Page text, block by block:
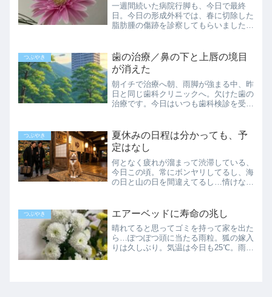
一週間続いた病院行脚も、今日で最終
日。今日の形成外科では、春に切除した
脂肪腫の傷跡を診察してもらいました。
方なし、です。スマホを見たり、売店に
お茶を買いに行ったりしても...
つぶやき
歯の治療／鼻の下と上唇の境目
が消えた
朝イチで治療へ朝、雨脚が強まる中、昨
日と同じ歯科クリニックへ。欠けた歯の
治療です。今日はいつも歯科検診を受け
にも緊張してきます。目の前に大きいモ
ニターがあり、患部のレン...
つぶやき
夏休みの日程は分かっても、予
定はなし
何となく疲れが溜まって渋滞している、
今日この頃。常にボンヤリしてるし、海
の日と山の日を間違えてるし…情けない
で、歳を取っていくのでしょうか。結構
長い夏休み早めに昼ご飯を食...
つぶやき エアーベッドに寿命の兆し
晴れてると思ってゴミを持って家を出た
ら…ぽつぽつ頭に当たる雨粒。狐の嫁入
りは久しぶり。気温は今日も25℃。雨さ